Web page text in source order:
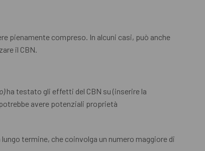
pienamente compreso. In alcuni casi, può anche
il CBN.
ha testato gli effetti del CBN su (inserire la
avere potenziali proprietà
termine, che coinvolga un numero maggiore di